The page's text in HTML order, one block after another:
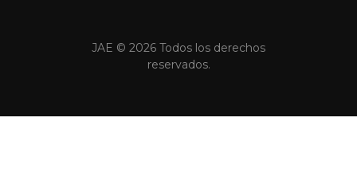
JAE © 2026 Todos los derechos
reservados.